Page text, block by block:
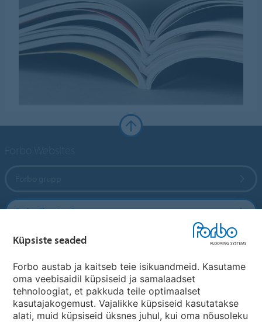
Forbo Flooring Systems
Forbo Movement Systems
Riikide saidid
Küpsiste seaded
Forbo austab ja kaitseb teie isikuandmeid. Kasutame
oma veebisaidil küpsiseid ja samalaadset
tehnoloogiat, et pakkuda teile optimaalset
kasutajakogemust. Vajalikke küpsiseid kasutatakse
alati, muid küpsiseid üksnes juhul, kui oma nõusoleku